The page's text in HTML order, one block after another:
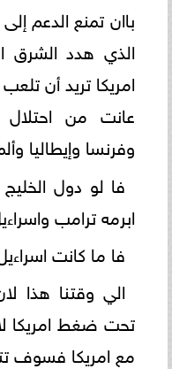
باان تمنع الدعم
الذي هدد الشرق
امريكا تريد أن
عانت من احتلال
وفرنسا وإيطاليا
فا لو دول
ابرمه ترامب
فا ما كانت
الي وقتنا هذا
تحت ضغط امريكا
مع امريكا فسوف